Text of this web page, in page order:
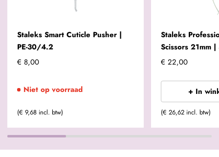
Staleks Smart Cuticle Pusher |
PE-30/4.2
€ 8,00
Niet op voorraad
(€ 9,68 incl. btw)
Staleks
Scissors 21mm
€ 22,00
+ In
(€ 26,62 incl. btw)